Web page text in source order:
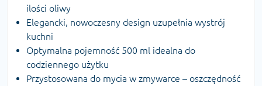
ilości oliwy
Elegancki, nowoczesny design uzupełnia wystrój
kuchni
Optymalna pojemność 500 ml idealna do
codziennego użytku
Przystosowana do mycia w zmywarce – oszczędność